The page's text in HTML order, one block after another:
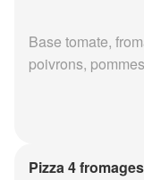
Base tomate,
poivrons,
Pizza 4